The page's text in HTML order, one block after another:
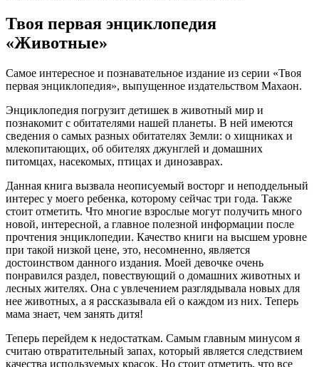
Твоя первая энциклопедия
«Животные»
Самое интересное и познавательное издание из серии «Твоя
первая энциклопедия», выпущенное издательством Махаон.
Энциклопедия погрузит детишек в животный мир и
познакомит с обитателями нашей планеты. В ней имеются
сведения о самых разных обитателях Земли: о хищниках и
млекопитающих, об обителях джунглей и домашних
питомцах, насекомых, птицах и динозаврах.
Данная книга вызвала неописуемый восторг и неподдельный
интерес у моего ребенка, которому сейчас три года. Также
стоит отметить. Что многие взрослые могут получить много
новой, интересной, а главное полезной информации после
прочтения энциклопедии. Качество книги на высшем уровне
при такой низкой цене, это, несомненно, является
достоинством данного издания. Моей девочке очень
понравился раздел, повествующий о домашних животных и
лесных жителях. Она с увлечением разглядывала новых для
нее животных, а я рассказывала ей о каждом из них. Теперь
мама знает, чем занять дитя!
Теперь перейдем к недостаткам. Самым главным минусом я
считаю отвратительный запах, который является следствием
качества используемых красок. Но стоит отметить, что все